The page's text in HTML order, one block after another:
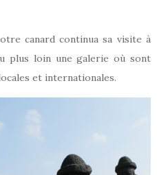
canard continua sa visite à
plus loin une galerie où sont
et internationales.